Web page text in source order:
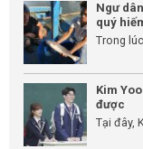
Ngư
quý
Trong
Kim
được
Tại đây,